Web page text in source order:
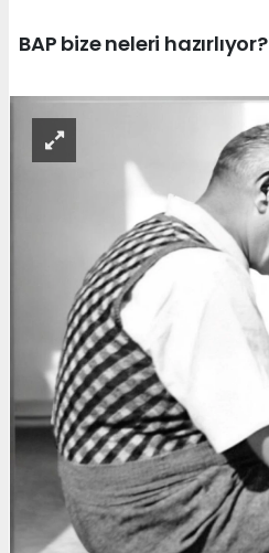
BAP bize neleri hazırlıyor?